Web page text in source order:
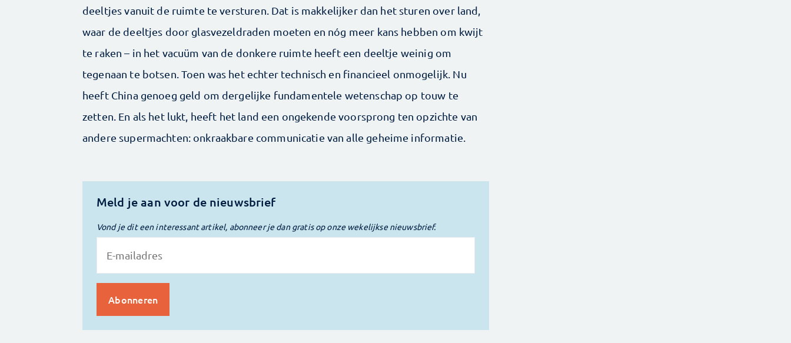
deeltjes vanuit de ruimte te versturen. Dat is makkelijker dan het sturen over land,
waar de deeltjes door glasvezeldraden moeten en nóg meer kans hebben om kwijt
te raken – in het vacuüm van de donkere ruimte heeft een deeltje weinig om
tegenaan te botsen. Toen was het echter technisch en financieel onmogelijk. Nu
heeft China genoeg geld om dergelijke fundamentele wetenschap op touw te
zetten. En als het lukt, heeft het land een ongekende voorsprong ten opzichte van
andere supermachten: onkraakbare communicatie van alle geheime informatie.
Meld je aan voor de nieuwsbrief
Vond je dit een interessant artikel, abonneer je dan gratis op onze wekelijkse nieuwsbrief.